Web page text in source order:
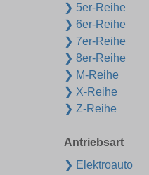
❯ 5er-Reihe
❯ 6er-Reihe
❯ 7er-Reihe
❯ 8er-Reihe
❯ M-Reihe
❯ X-Reihe
❯ Z-Reihe
Antriebsart
❯ Elektroauto